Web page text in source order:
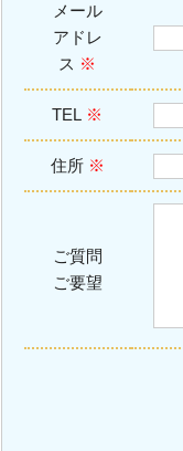
メール
アドレ
ス ※
TEL ※
住所 ※
ご質問
ご要望